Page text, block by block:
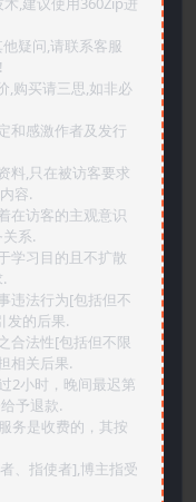
疑问,请联系客服
,购买请三思,如非必
和感激作者及发行
料,只在被访客要求
容.
在访客的主观意识
系.
学习目的且不扩散
违法行为[包括但不
发的后果.
合法性[包括但不限
相关后果.
2小时，晚间最迟第
予退款.
务是收费的，其按
、指使者],博主指受